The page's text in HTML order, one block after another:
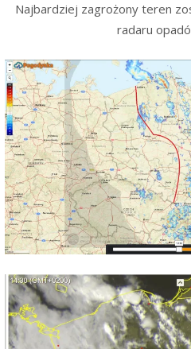
Najbardziej zagrożony teren
radaru